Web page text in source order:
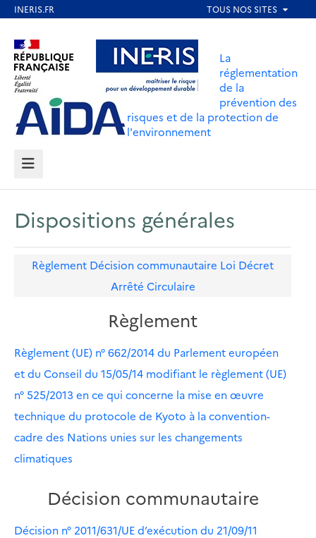
contenu
principal
Aller au contenu Aller au menu
Aller au pied de page
La
réglementation
de la
prévention des
risques et de la protection de
l'environnement
MENU
Dispositions générales
Règlement Décision communautaire Loi Décret
Arrêté Circulaire
Règlement
Règlement (UE) n° 662/2014 du Parlement européen
et du Conseil du 15/05/14 modifiant le règlement (UE)
n° 525/2013 en ce qui concerne la mise en œuvre
technique du protocole de Kyoto à la convention-
cadre des Nations unies sur les changements
climatiques
Décision communautaire
Décision n° 2011/631/UE d’exécution du 21/09/11